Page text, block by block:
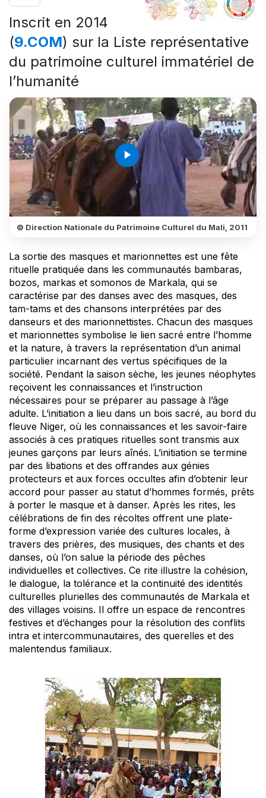
Inscrit en 2014
(9.COM) sur la Liste représentative
du patrimoine culturel immatériel de
l’humanité
play_arrow
© Direction Nationale du Patrimoine Culturel du Mali, 2011
La sortie des masques et marionnettes est une fête
rituelle pratiquée dans les communautés bambaras,
bozos, markas et somonos de Markala, qui se
caractérise par des danses avec des masques, des
tam-tams et des chansons interprétées par des
danseurs et des marionnettistes. Chacun des masques
et marionnettes symbolise le lien sacré entre l’homme
et la nature, à travers la représentation d’un animal
particulier incarnant des vertus spécifiques de la
société. Pendant la saison sèche, les jeunes néophytes
reçoivent les connaissances et l’instruction
nécessaires pour se préparer au passage à l’âge
adulte. L’initiation a lieu dans un bois sacré, au bord du
fleuve Niger, où les connaissances et les savoir-faire
associés à ces pratiques rituelles sont transmis aux
jeunes garçons par leurs aînés. L’initiation se termine
par des libations et des offrandes aux génies
protecteurs et aux forces occultes afin d’obtenir leur
accord pour passer au statut d’hommes formés, prêts
à porter le masque et à danser. Après les rites, les
célébrations de fin des récoltes offrent une plate-
forme d’expression variée des cultures locales, à
travers des prières, des musiques, des chants et des
danses, où l’on salue la période des pêches
individuelles et collectives. Ce rite illustre la cohésion,
le dialogue, la tolérance et la continuité des identités
culturelles plurielles des communautés de Markala et
des villages voisins. Il offre un espace de rencontres
festives et d’échanges pour la résolution des conflits
intra et intercommunautaires, des querelles et des
malentendus familiaux.